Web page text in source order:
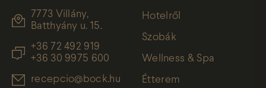
7773 Villány,
Batthyány u. 15.
+36 72 492 919
+36 30 9975 600
recepcio@bock.hu
Hotelről
Szobák
Wellness & Spa
Étterem